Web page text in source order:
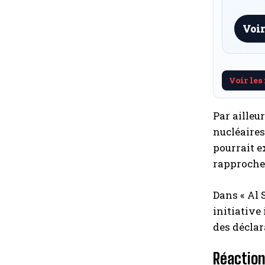
Voir les
Par
pourrait
Dans « Al
initiative
des